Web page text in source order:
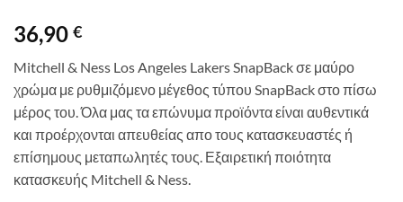
36,90 €
Mitchell & Ness Los Angeles Lakers SnapBack σε μαύρο
χρώμα με ρυθμιζόμενο μέγεθος τύπου SnapBack στο πίσω
μέρος του. Όλα μας τα επώνυμα προϊόντα είναι αυθεντικά
και προέρχονται απευθείας απο τους κατασκευαστές ή
επίσημους μεταπωλητές τους. Εξαιρετική ποιότητα
κατασκευής Mitchell & Ness.